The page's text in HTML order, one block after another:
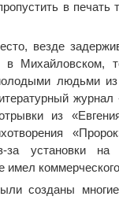
в печать
везде
в Михайловском,
людьми из
журнал
из
установки на
созданы